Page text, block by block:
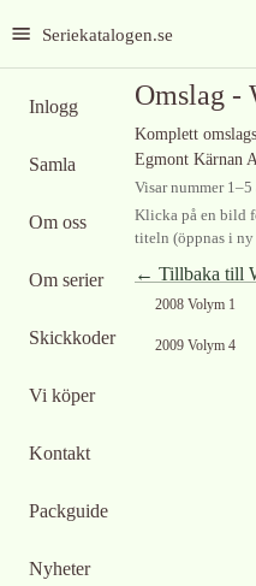
Seriekatalogen.se
Inlogg
Samla
Om oss
Om serier
Skickkoder
Vi köper
Kontakt
Packguide
Nyheter
Omslag -
Komplett
Egmont Kärnan
Visar nummer 1–5
Klicka på en bild
titeln (öppnas i
← Tillbaka till
2008 Volym 1
Ingen bild
tillgänglig
2009 Volym 4